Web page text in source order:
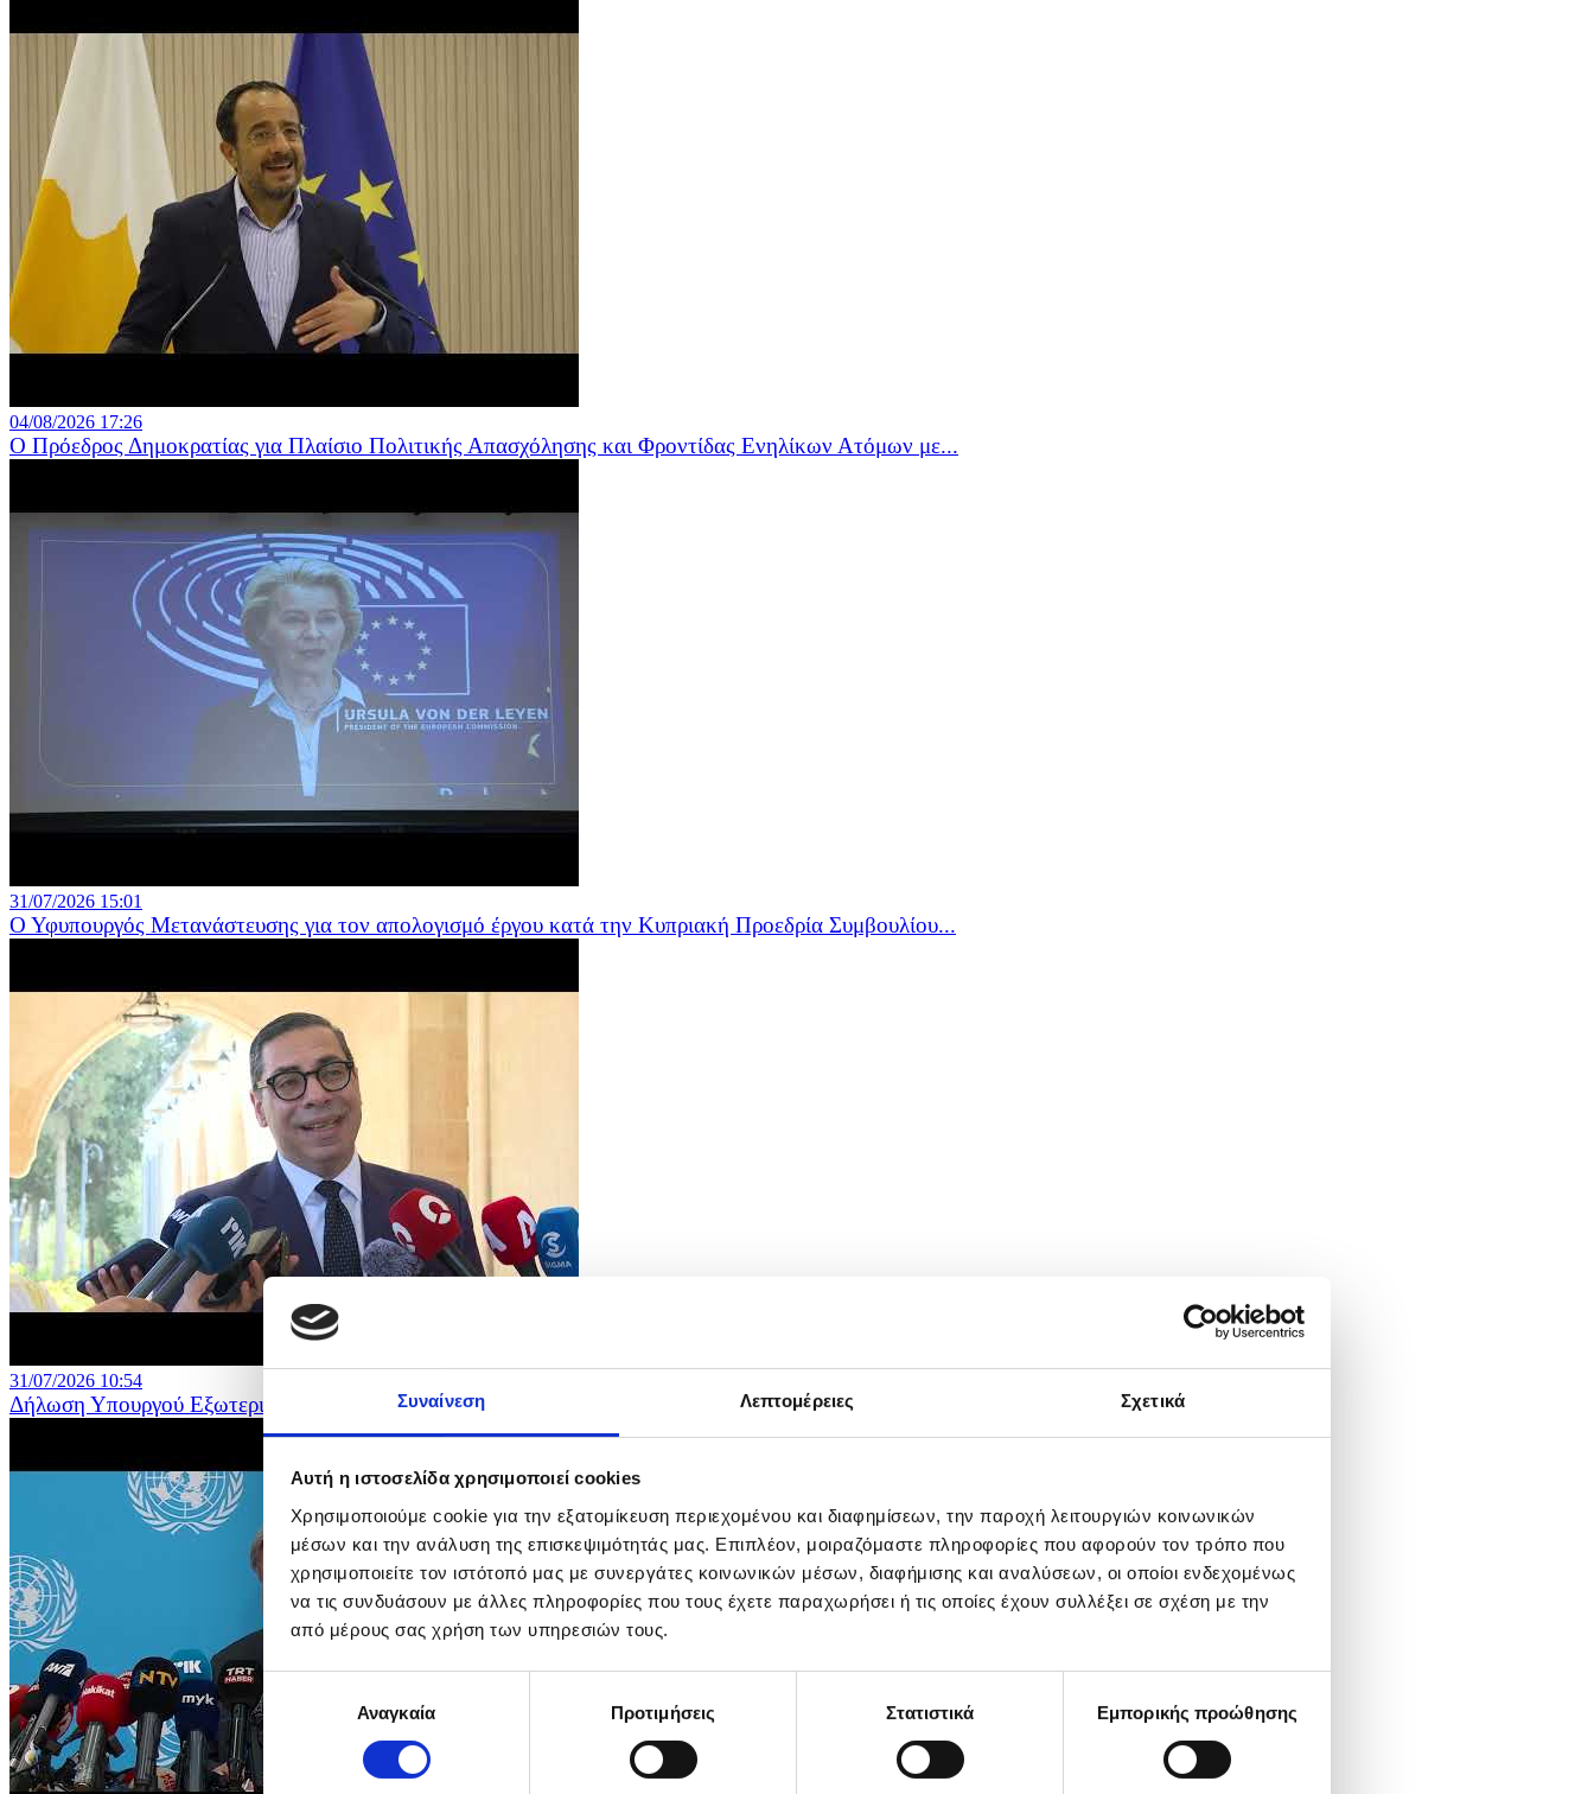
Συναίνεση Λεπτομέρειες Σχετικά
Αυτή η ιστοσελίδα χρησιμοποιεί cookies
Χρησιμοποιούμε cookie για την εξατομίκευση περιεχομένου και διαφημίσεων, την παροχή λειτουργιών κοινωνικών
μέσων και την ανάλυση της επισκεψιμότητάς μας. Επιπλέον, μοιραζόμαστε πληροφορίες που αφορούν τον τρόπο που
χρησιμοποιείτε τον ιστότοπό μας με συνεργάτες κοινωνικών μέσων, διαφήμισης και αναλύσεων, οι οποίοι ενδεχομένως
να τις συνδυάσουν με άλλες πληροφορίες που τους έχετε παραχωρήσει ή τις οποίες έχουν συλλέξει σε σχέση με την
από μέρους σας χρήση των υπηρεσιών τους.
συγκατάθεσηςΑναγκαία Προτιμήσεις Στατιστικά Εμπορικής προώθησης
04/08/2026 17:26
Ο Πρόεδρος Δημοκρατίας για Πλαίσιο Πολιτικής Απασχόλησης και Φροντίδας Ενηλίκων Ατόμων με...
31/07/2026 15:01
Ο Υφυπουργός Μετανάστευσης για τον απολογισμό έργου κατά την Κυπριακή Προεδρία Συμβουλίου...
31/07/2026 10:54
Δήλωση Υπουργού Εξωτερικών μετά τη συνάντηση του ΠτΔ με τον Ειδικό Απεσταλμένο ΕΕ για το...